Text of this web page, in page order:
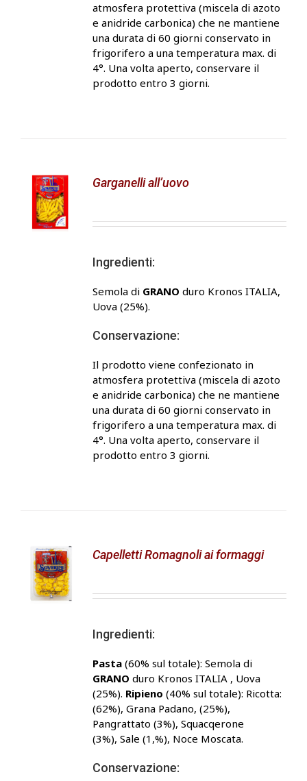
atmosfera protettiva (miscela di azoto
e anidride carbonica) che ne mantiene
una durata di 60 giorni conservato in
frigorifero a una temperatura max. di
4°. Una volta aperto, conservare il
prodotto entro 3 giorni.
Garganelli all’uovo
Ingredienti:
Semola di GRANO duro Kronos ITALIA,
Uova (25%).
Conservazione:
Il prodotto viene confezionato in
atmosfera protettiva (miscela di azoto
e anidride carbonica) che ne mantiene
una durata di 60 giorni conservato in
frigorifero a una temperatura max. di
4°. Una volta aperto, conservare il
prodotto entro 3 giorni.
Capelletti Romagnoli ai formaggi
Ingredienti:
Pasta (60% sul totale): Semola di
GRANO duro Kronos ITALIA , Uova
(25%). Ripieno (40% sul totale): Ricotta:
(62%), Grana Padano, (25%),
Pangrattato (3%), Squacqerone
(3%), Sale (1,%), Noce Moscata.
Conservazione: